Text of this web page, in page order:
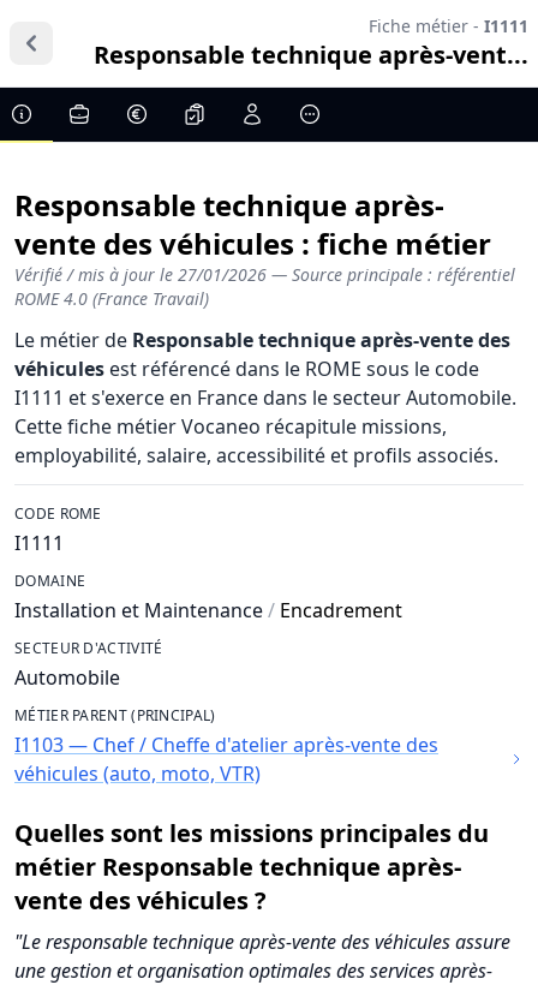
Fiche métier - I1111
Responsable technique après-vent...
Responsable technique après-
vente des véhicules : fiche métier
Vérifié / mis à jour le 27/01/2026 — Source principale : référentiel
ROME 4.0 (France Travail)
Le métier de Responsable technique après-vente des
véhicules est référencé dans le ROME sous le code
I1111 et s'exerce en France dans le secteur Automobile.
Cette fiche métier Vocaneo récapitule missions,
employabilité, salaire, accessibilité et profils associés.
CODE ROME
I1111
DOMAINE
Installation et Maintenance/ Encadrement
SECTEUR D'ACTIVITÉ
Automobile
MÉTIER PARENT (PRINCIPAL)
I1103 — Chef / Cheffe d'atelier après-vente des
véhicules (auto, moto, VTR)
Quelles sont les missions principales du
métier Responsable technique après-
vente des véhicules ?
"Le responsable technique après-vente des véhicules assure
une gestion et organisation optimales des services après-